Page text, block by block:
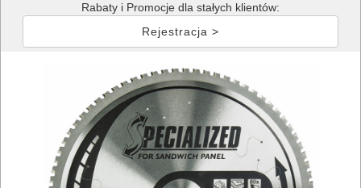
Rabaty i Promocje dla stałych klientów:
Rejestracja >